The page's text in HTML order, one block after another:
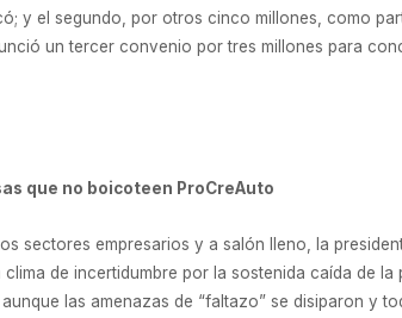
y el segundo, por otros cinco millones, como
un tercer convenio por tres millones para
que no boicoteen ProCreAuto
sectores empresarios y a salón lleno, la
clima de incertidumbre por la sostenida caída de
las amenazas de “faltazo” se disiparon y